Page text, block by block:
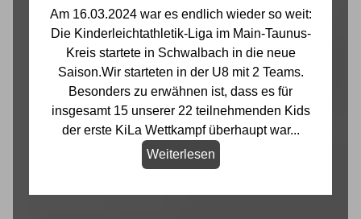
Am 16.03.2024 war es endlich wieder so weit:
Die Kinderleichtathletik-Liga im Main-Taunus-
Kreis startete in Schwalbach in die neue
Saison.Wir starteten in der U8 mit 2 Teams.
Besonders zu erwähnen ist, dass es für
insgesamt 15 unserer 22 teilnehmenden Kids
der erste KiLa Wettkampf überhaupt war...
Weiterlesen